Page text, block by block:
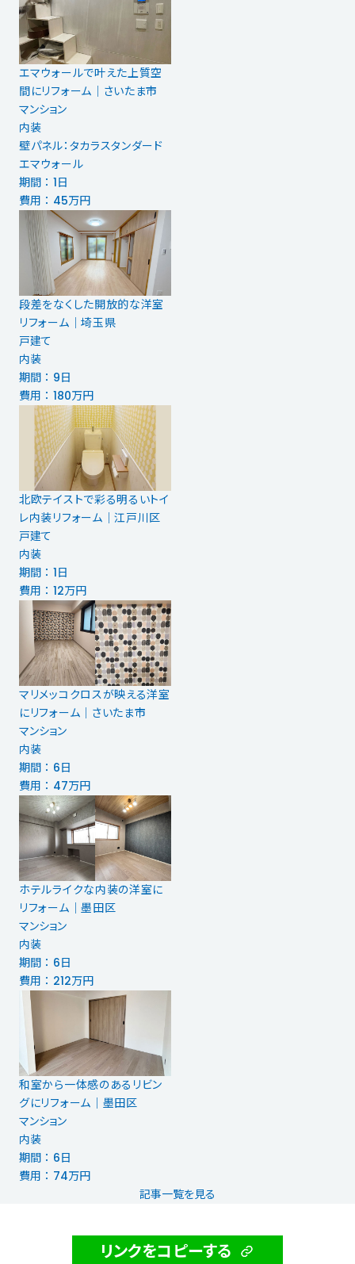
エマウォールで叶えた上質空
間にリフォーム｜さいたま市
マンション
内装
壁パネル：タカラスタンダード
エマウォール
期間 ： 1日
費用 ： 45万円
段差をなくした開放的な洋室
リフォーム｜埼玉県
戸建て
内装
期間 ： 9日
費用 ： 180万円
北欧テイストで彩る明るいトイ
レ内装リフォーム｜江戸川区
戸建て
内装
期間 ： 1日
費用 ： 12万円
マリメッコクロスが映える洋室
にリフォーム｜さいたま市
マンション
内装
期間 ： 6日
費用 ： 47万円
ホテルライクな内装の洋室に
リフォーム｜墨田区
マンション
内装
期間 ： 6日
費用 ： 212万円
和室から一体感のあるリビン
グにリフォーム｜墨田区
マンション
内装
期間 ： 6日
費用 ： 74万円
記事一覧を見る
リンクをコピーする